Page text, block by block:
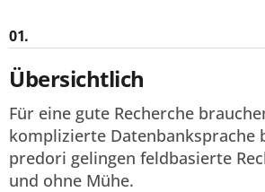
01.
Übersichtlich
Für eine gute Recherche
komplizierte Datenbanksprache
predori gelingen feldbasierte
und ohne Mühe.